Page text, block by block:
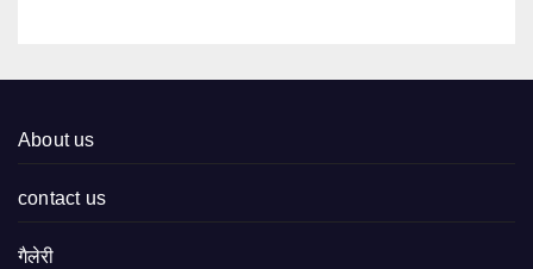
About us
contact us
गैलेरी